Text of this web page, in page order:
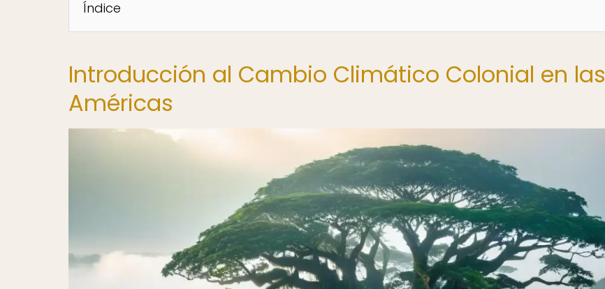
Índice
Introducción al Cambio Climático Colonial en las
Américas